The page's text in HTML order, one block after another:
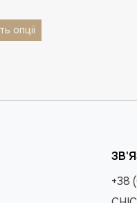
опції
+38